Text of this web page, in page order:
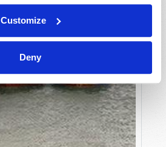
Customize
Deny